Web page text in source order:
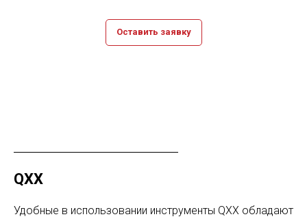
Оставить заявку
QXX
Удобные в использовании инструменты QXX обладают